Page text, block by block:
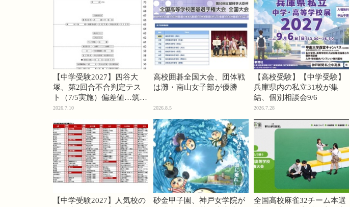
【中学受験2027】四谷大
塚、第2回合不合判定テス
ト（7/5実施）偏差値…筑駒
74・桜蔭70＜PR＞
2026.7.10
高校囲碁全国大会、団体戦
は灘・南山女子部が優勝
2026.8.5
【高校受験】【中学受験】
兵庫県内の私立31校が集
結、個別相談会9/6
2026.7.28
【中学受験2027】人気校の
砂金甲子園、神戸女学院が
全国高校麻雀32チーム本選